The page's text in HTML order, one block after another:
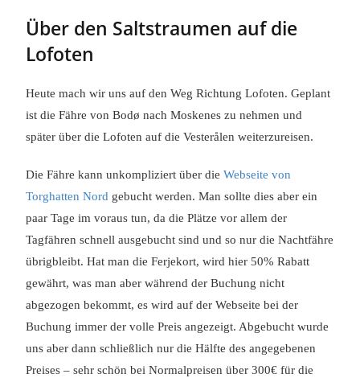
Über den Saltstraumen auf die
Lofoten
Heute mach wir uns auf den Weg Richtung Lofoten. Geplant
ist die Fähre von Bodø nach Moskenes zu nehmen und
später über die Lofoten auf die Vesterålen weiterzureisen.
Die Fähre kann unkompliziert über dieWebseite von
Torghatten Nord gebucht werden. Man sollte dies aber ein
paar Tage im voraus tun, da die Plätze vor allem der
Tagfähren schnell ausgebucht sind und so nur die Nachtfähre
übrigbleibt. Hat man die Ferjekort, wird hier 50% Rabatt
gewährt, was man aber während der Buchung nicht
abgezogen bekommt, es wird auf der Webseite bei der
Buchung immer der volle Preis angezeigt. Abgebucht wurde
uns aber dann schließlich nur die Hälfte des angegebenen
Preises – sehr schön bei Normalpreisen über 300€ für die